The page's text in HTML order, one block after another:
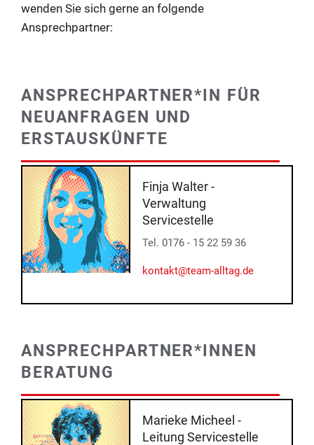
wenden Sie sich gerne an folgende
Ansprechpartner:
ANSPRECHPARTNER*IN FÜR
NEUANFRAGEN UND
ERSTAUSKÜNFTE
Finja Walter -
Verwaltung
Servicestelle
Tel. 0176 - 15 22 59 36
kontakt@team-alltag.de
ANSPRECHPARTNER*INNEN
BERATUNG
Marieke Micheel -
Leitung Servicestelle